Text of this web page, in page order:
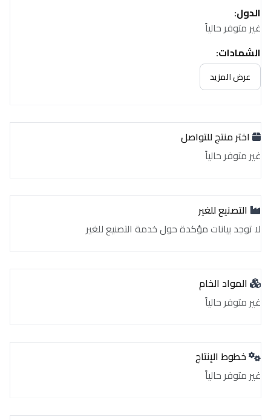
الدول:
غير متوفر حالياً
الشهادات:
غير متوفر حالياً
عرض المزيد
اختر منتج للتواصل
غير متوفر حالياً
التصنيع للغير
لا توجد بيانات مؤكدة حول خدمة التصنيع للغير
المواد الخام
غير متوفر حالياً
خطوط الإنتاج
غير متوفر حالياً